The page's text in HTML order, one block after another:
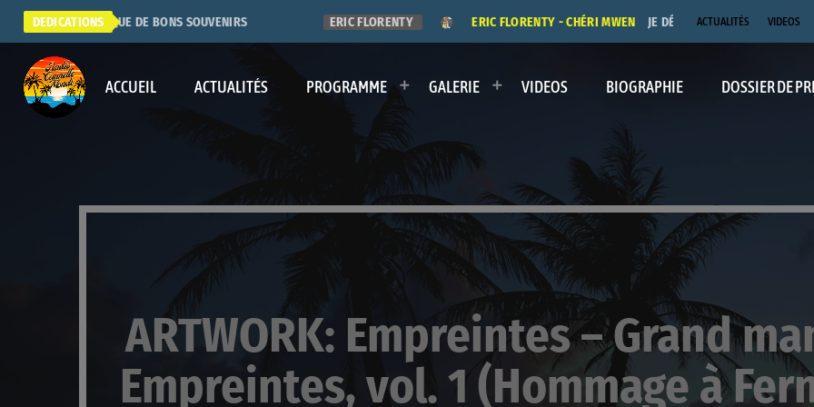
DEDICATIONS
RADIO. QUE DE BONS SOUVENIRS ERIC FLORENTY ERIC FLORENTY - CHÉRI MWEN JE DÉDICACE LE TITRE "CHÉRI
ACTUALITÉS VIDEOS
ACCUEIL ACTUALITÉS PROGRAMME GALERIE VIDEOS BIOGRAPHIE DOSSIER DE
ARTWORK: Empreintes – Grand
Empreintes, vol. 1 (Hommage à